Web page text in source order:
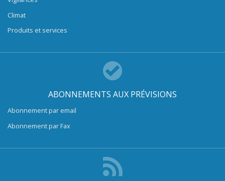
Climat
Produits et services
ABONNEMENTS AUX PRÉVISIONS
Abonnement par email
Abonnement par Fax